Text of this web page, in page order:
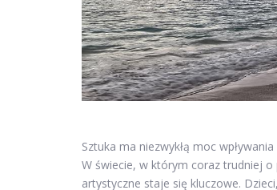
Sztuka ma niezwykłą moc
W świecie, w którym coraz trudniej
artystyczne staje się kluczowe.